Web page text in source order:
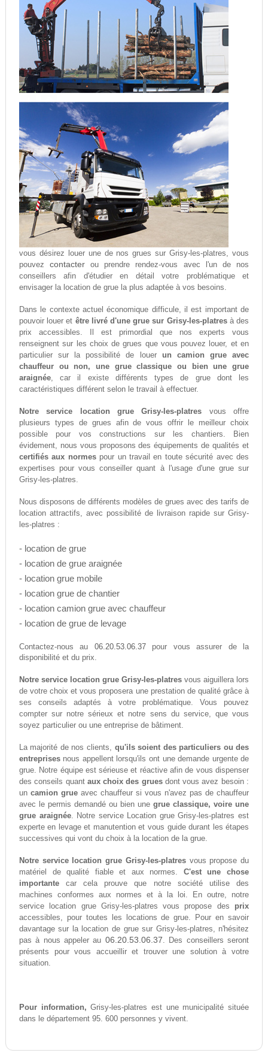
vous désirez louer une de nos grues sur Grisy-les-platres, vous
pouvezcontacter ou prendre rendez-vous avec l'un de nos
conseillers afin d'étudier en détail votre problématique et
envisager la location de grue la plus adaptée à vos besoins.
Dans le contexte actuel économique difficule, il est important de
pouvoir louer et être livré d'une grue sur Grisy-les-platresà des
prix accessibles. Il est primordial que nos experts vous
renseignent sur les choix de grues que vous pouvez louer, et en
particulier sur la possibilité de louer un camion grue avec
chauffeur ou non, une grue classique ou bien une grue
araignée, car il existe différents types de grue dont les
caractéristiques différent selon le travail à effectuer.
Notre service location grue Grisy-les-platres vous offre
plusieurs types de grues afin de vous offrir le meilleur choix
possible pour vos constructions sur les chantiers. Bien
évidement, nous vous proposons des équipements de qualités et
certifiés aux normespour un travail en toute sécurité avec des
expertises pour vous conseiller quant à l'usage d'une grue sur
Grisy-les-platres.
Nous disposons de différents modèles de grues avec des tarifs de
location attractifs, avec possibilité de livraison rapide sur Grisy-
les-platres :
- location de grue
- location de grue araignée
- location grue mobile
- location grue de chantier
- location camion grue avec chauffeur
- location de grue de levage
Contactez-nous au 06.20.53.06.37pour vous assurer de la
disponibilité et du prix.
Notre service location grue Grisy-les-platres vous aiguillera lors
de votre choix et vous proposera une prestation de qualité grâce à
ses conseils adaptés à votre problématique. Vous pouvez
compter sur notre sérieux et notre sens du service, que vous
soyez particulier ou une entreprise de bâtiment.
La majorité de nos clients, qu'ils soient des particuliers ou des
entreprisesnous appellent lorsqu'ils ont une demande urgente de
grue. Notre équipe est sérieuse et réactive afin de vous dispenser
des conseils quant aux choix des gruesdont vous avez besoin :
un camion grueavec chauffeur si vous n'avez pas de chauffeur
avec le permis demandé ou bien unegrue classique, voire une
grue araignée. Notre service Location grue Grisy-les-platres est
experte en levage et manutention et vous guide durant les étapes
successives qui vont du choix à la location de la grue.
Notre service location grue Grisy-les-platresvous propose du
matériel de qualité fiable et aux normes. C'est une chose
importantecar cela prouve que notre société utilise des
machines conformes aux normes et à la loi. En outre, notre
service location grue Grisy-les-platres vous propose des prix
accessibles, pour toutes les locations de grue. Pour en savoir
davantage sur la location de grue sur Grisy-les-platres, n'hésitez
pas à nous appeler au 06.20.53.06.37. Des conseillers seront
présents pour vous accueillir et trouver une solution à votre
situation.
Pour information, Grisy-les-platres est une municipalité située
dans le département 95. 600 personnes y vivent.